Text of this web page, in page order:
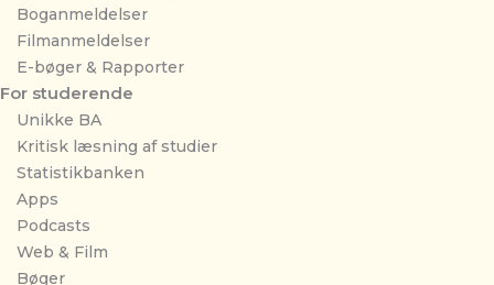
Boganmeldelser
Filmanmeldelser
E-bøger & Rapporter
For studerende
Unikke BA
Kritisk læsning af studier
Statistikbanken
Apps
Podcasts
Web & Film
Bøger